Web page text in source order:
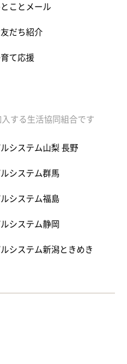
ことメール
だち紹介
て応援
する生活協同組合です
ルシステム山梨 長野
ルシステム群馬
ルシステム福島
ルシステム静岡
ルシステム新潟ときめき